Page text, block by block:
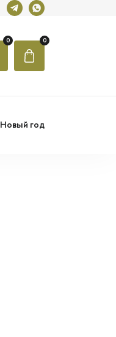
0 0
Новый год